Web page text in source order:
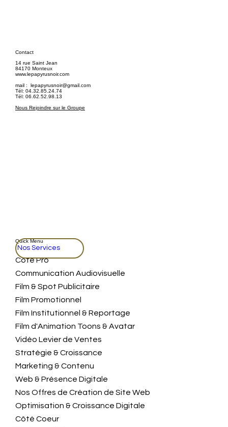
Contact
14 rue Saint Jean
84170 Monteux
www.lepapyrusnoir.com
mail : lepapyrusnoir@gmail.com
Tél: 04.32.85.24.74
Tél: 06.62.52.98.13
Nous Rejoindre sur le Groupe
Quick Menu
Coté Pro
Communication Audiovisuelle
Film & Spot Publicitaire
Film Promotionnel
Film Institutionnel & Reportage
Film d'Animation Toons & Avatar
Vidéo Levier de Ventes
Stratégie & Croissance
Marketing & Contenu
Web & Présence Digitale
Nos Offres de Création de Site Web
Optimisation & Croissance Digitale
Côté Coeur
Nos Services